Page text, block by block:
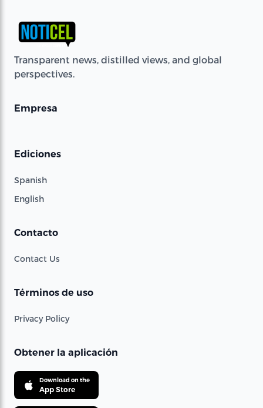
Transparent news, distilled views, and global
perspectives.
Empresa
Ediciones
Spanish
English
Contacto
Contact Us
Términos de uso
Privacy Policy
Obtener la aplicación
Download on the
App Store